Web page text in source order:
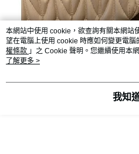
本網站中使用 cookie，欲查詢有關本網站
望在電腦上使用 cookie 時應如何變更電腦
權條款 」之 Cookie 聲明。您繼續使用本
用條款之 Cookie 聲明使用 cookie。
了解更多 >
我知